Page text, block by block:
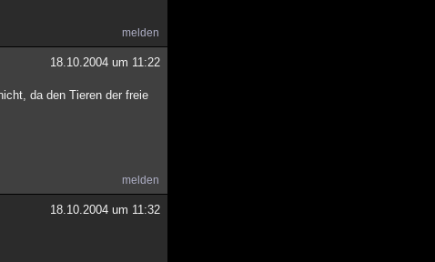
melden
18.10.2004 um 11:22
da den Tieren der freie
melden
18.10.2004 um 11:32